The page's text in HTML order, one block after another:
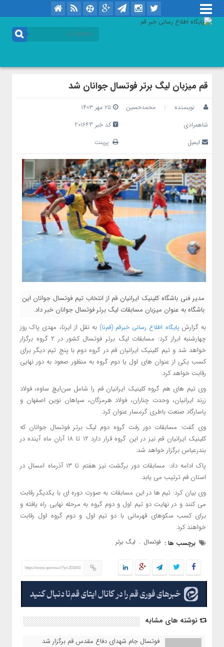
قم میزبان لیگ برتر فوتسال جوانان شد
نویسنده :محمدحسین
شاهمرادی
۲۵ مهر ۱۴۰۳
کد خبر 201643
ایمیل
پرینت
مدیر فنی باشگاه کلینیک ایرانیان قم از انتخاب تیم فوتسال جوانان این
باشگاه به عنوان میزبان مسابقات لیگ برتر فوتسال جوانان خبر داد.
به گزارشپایگاه اطلاع رسانی خبرقم (قم‌نا) به نقل از ایرنا، مهدی پاک روز
چهارشنبه ابراز کرد: مسابقات لیگ برتر فوتسال کشور در ۲ گروه برگزار
خواهد شد و تیم کلینیک ایرانیان قم در گروه دوم با پنج تیم دیگر برای
کسب یکی از عنوان های اول یا دوم گروه به منظور صعود به دور نهایی
رقابت خواهد کرد.
وی تیم های هم گروه کلینیک ایرانیان قم را شامل سن‌ایچ ساوه، فولاد
زرند ایرانیان، وحدت چناران، فولاد هرمزگان، سپاهان نوین اصفهان و
پاسارگاد صنعت باطری گرمسار عنوان کرد.
وی گفت: مسابقات دور رفت گروه دوم لیگ برتر فوتسال جوانان که
کلینیک ایرانیان قم نیز در این گروه قرار دارد ۱۲ تا ۱۸ آبان ماه آینده در
بندرعباس برگزار خواهد شد.
پاک ادامه داد: مسابقات دور برگشت نیز هفتم تا ۱۳ آذرماه امسال در
استان قم ترتیب می یابد.
وی بیان کرد: تیم ها در این مسابقات به صورت دوره ای با یکدیگر رقابت
می کنند و در نهایت دو تیم اول و دوم گروه به مرحله نهایی راه یافته و
برای کسب سکوهای قهرمانی با دو تیم اول و دوم گروه اول رقابت
خواهند کرد.
برچسب ها : فوتسال , لیگ برتر
https://www.qomna.ir/?p=201643
نوشته های مشابه
فوتسال جام شهدای دفاع مقدس قم برگزار شد